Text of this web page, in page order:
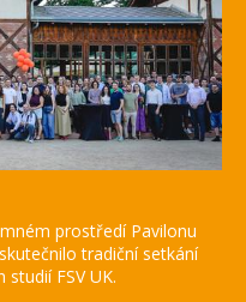
prostředí Pavilonu
tradiční setkání
FSV UK.